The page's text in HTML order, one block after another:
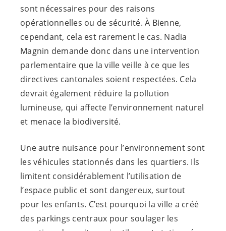
sont nécessaires pour des raisons
opérationnelles ou de sécurité. À Bienne,
cependant, cela est rarement le cas. Nadia
Magnin demande donc dans une intervention
parlementaire que la ville veille à ce que les
directives cantonales soient respectées. Cela
devrait également réduire la pollution
lumineuse, qui affecte l’environnement naturel
et menace la biodiversité.
Une autre nuisance pour l’environnement sont
les véhicules stationnés dans les quartiers. Ils
limitent considérablement l’utilisation de
l’espace public et sont dangereux, surtout
pour les enfants. C’est pourquoi la ville a créé
des parkings centraux pour soulager les